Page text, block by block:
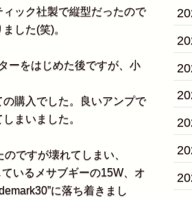
ック社製で縦型だったので
した(笑)。
ーをはじめた後ですが、小
購入でした。良いアンプで
まいました。
ですが壊れてしまい、
いるメサブギーの15W、オ
に落ち着きまし